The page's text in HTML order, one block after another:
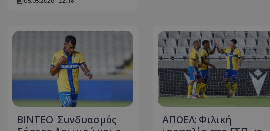
ΒΙΝΤΕΟ: Συνδυασμός
ΑΠΟΕΛ: Φιλική